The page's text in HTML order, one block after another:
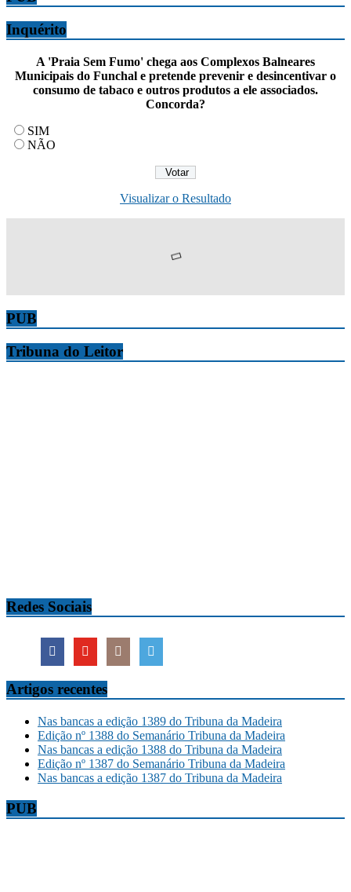
Inquérito
A 'Praia Sem Fumo' chega aos Complexos Balneares
Municipais do Funchal e pretende prevenir e desincentivar o
consumo de tabaco e outros produtos a ele associados.
Concorda?
SIM
NÃO
Visualizar o Resultado
PUB
Tribuna do Leitor
Redes Sociais
Artigos recentes
Nas bancas a edição 1389 do Tribuna da Madeira
Edição nº 1388 do Semanário Tribuna da Madeira
Nas bancas a edição 1388 do Tribuna da Madeira
Edição nº 1387 do Semanário Tribuna da Madeira
Nas bancas a edição 1387 do Tribuna da Madeira
PUB